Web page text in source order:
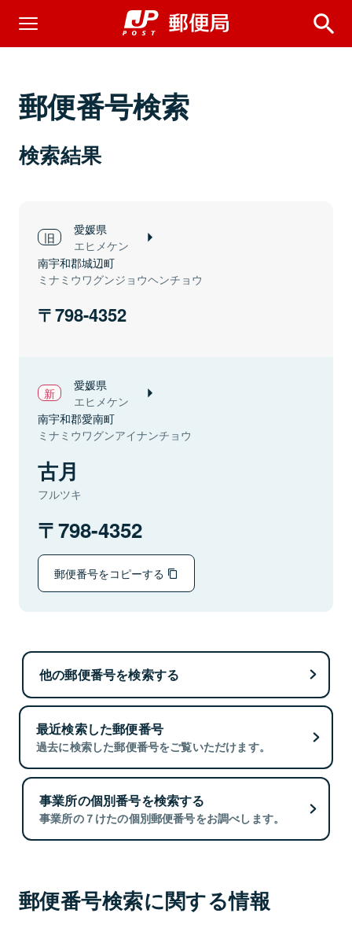
郵便番号検索
検索結果
愛媛県
エヒメケン
南宇和郡城辺町
ミナミウワグンジョウヘンチョウ
798-4352
愛媛県
エヒメケン
南宇和郡愛南町
ミナミウワグンアイナンチョウ
古月
フルツキ
798-4352
郵便番号をコピーする
他の郵便番号を検索する
最近検索した郵便番号
過去に検索した郵便番号をご覧いただけます。
事業所の個別番号を検索する
事業所の７けたの個別郵便番号をお調べします。
郵便番号検索に関する情報